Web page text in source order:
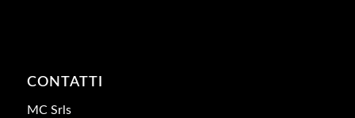
CONTATTI
MC Srls